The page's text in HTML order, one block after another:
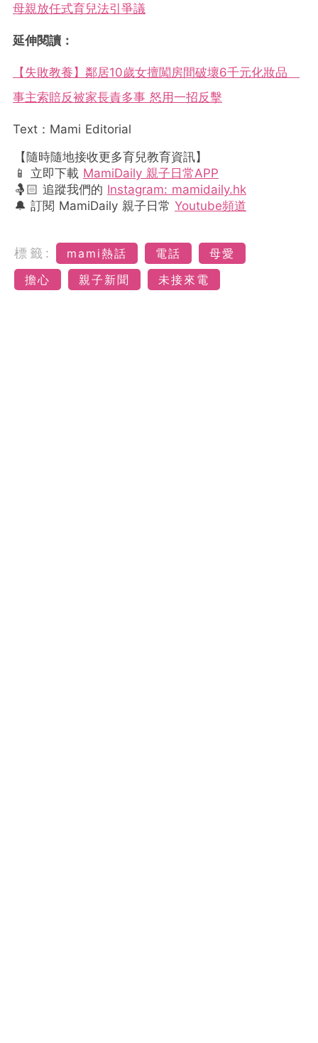
母親放任式育兒法引爭議
延伸閱讀：
【失敗教養】鄰居10歲女擅闖房間破壞6千元化妝品
事主索賠反被家長責多事 怒用一招反擊
Text：Mami Editorial
【隨時隨地接收更多育兒教育資訊】
📱 立即下載 MamiDaily 親子日常APP
🤱🏻 追蹤我們的 Instagram: mamidaily.hk
🔔 訂閱 MamiDaily 親子日常 Youtube頻道
標籤: mami熱話 電話
母愛
擔心
親子新聞 未接來電